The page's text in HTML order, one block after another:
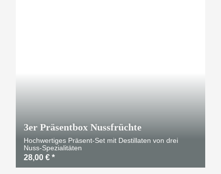
3er Präsentbox Nussfrüchte
Hochwertiges Präsent-Set mit Destillaten von drei
Nuss-Spezialitäten
28,00 € *